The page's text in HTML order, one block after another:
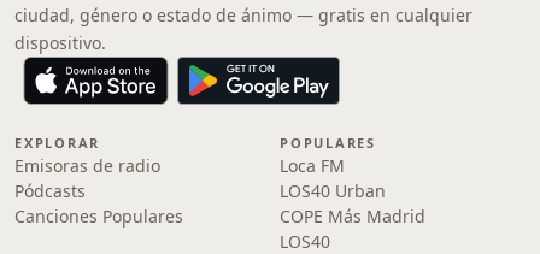
ciudad, género o estado de ánimo — gratis en cualquier
dispositivo.
EXPLORAR
Emisoras de radio
Pódcasts
Canciones Populares
POPULARES
Loca FM
LOS40 Urban
COPE Más Madrid
LOS40